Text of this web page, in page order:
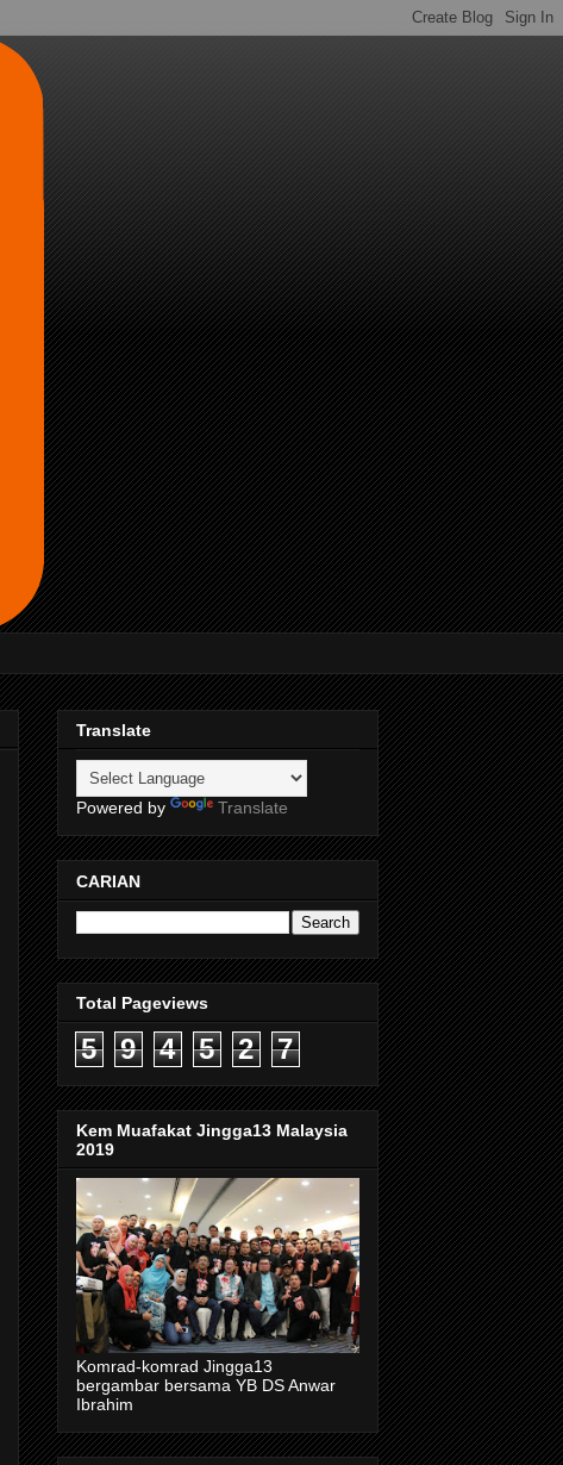
Translate
Powered by Translate
CARIAN
Total Pageviews
5 9 4 5 2 7
Kem Muafakat Jingga13 Malaysia
2019
Komrad-komrad Jingga13
bergambar bersama YB DS Anwar
Ibrahim